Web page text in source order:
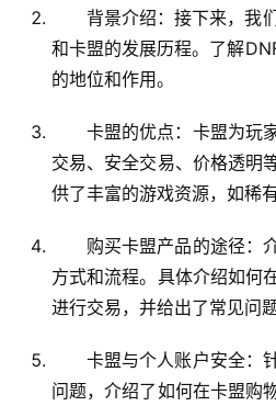
背景介绍：接下来，我
和卡盟的发展历程。了解
的地位和作用。
卡盟的优点：卡盟为玩
交易、安全交易、价格透明
供了丰富的游戏资源，如稀
购买卡盟产品的途径：
方式和流程。具体介绍如何
进行交易，并给出了常见问题
卡盟与个人账户安全：
问题，介绍了如何在卡盟购